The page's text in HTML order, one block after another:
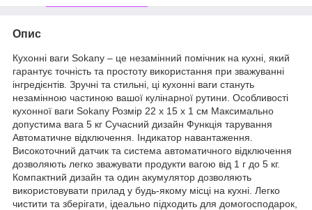
Опис
Кухонні ваги Sokany – це незамінний помічник на кухні, який
гарантує точність та простоту використання при зважуванні
інгредієнтів. Зручні та стильні, ці кухонні ваги стануть
незамінною частиною вашої кулінарної рутини. Особливості
кухонної ваги Sokany Розмір 22 x 15 x 1 см Максимально
допустима вага 5 кг Сучасний дизайн Функція тарування
Автоматичне відключення. Індикатор навантаження.
Високоточний датчик та система автоматичного відключення
дозволяють легко зважувати продукти вагою від 1 г до 5 кг.
Компактний дизайн та один акумулятор дозволяють
використовувати прилад у будь-якому місці на кухні. Легко
чистити та зберігати, ідеально підходить для домогосподарок,